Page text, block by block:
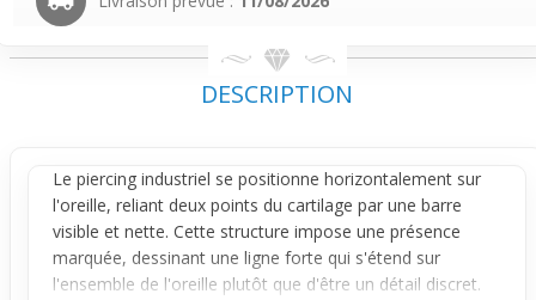
DESCRIPTION
Le piercing industriel se positionne horizontalement sur
l'oreille, reliant deux points du cartilage par une barre
visible et nette. Cette structure impose une présence
marquée, dessinant une ligne forte qui s'étend sur
l'ensemble de l'oreille plutôt que d'être un détail discret.